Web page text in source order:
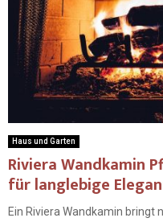
Haus und Garten
Riviera Wandkamin
für langlebige
Ein Riviera Wandkamin bringt